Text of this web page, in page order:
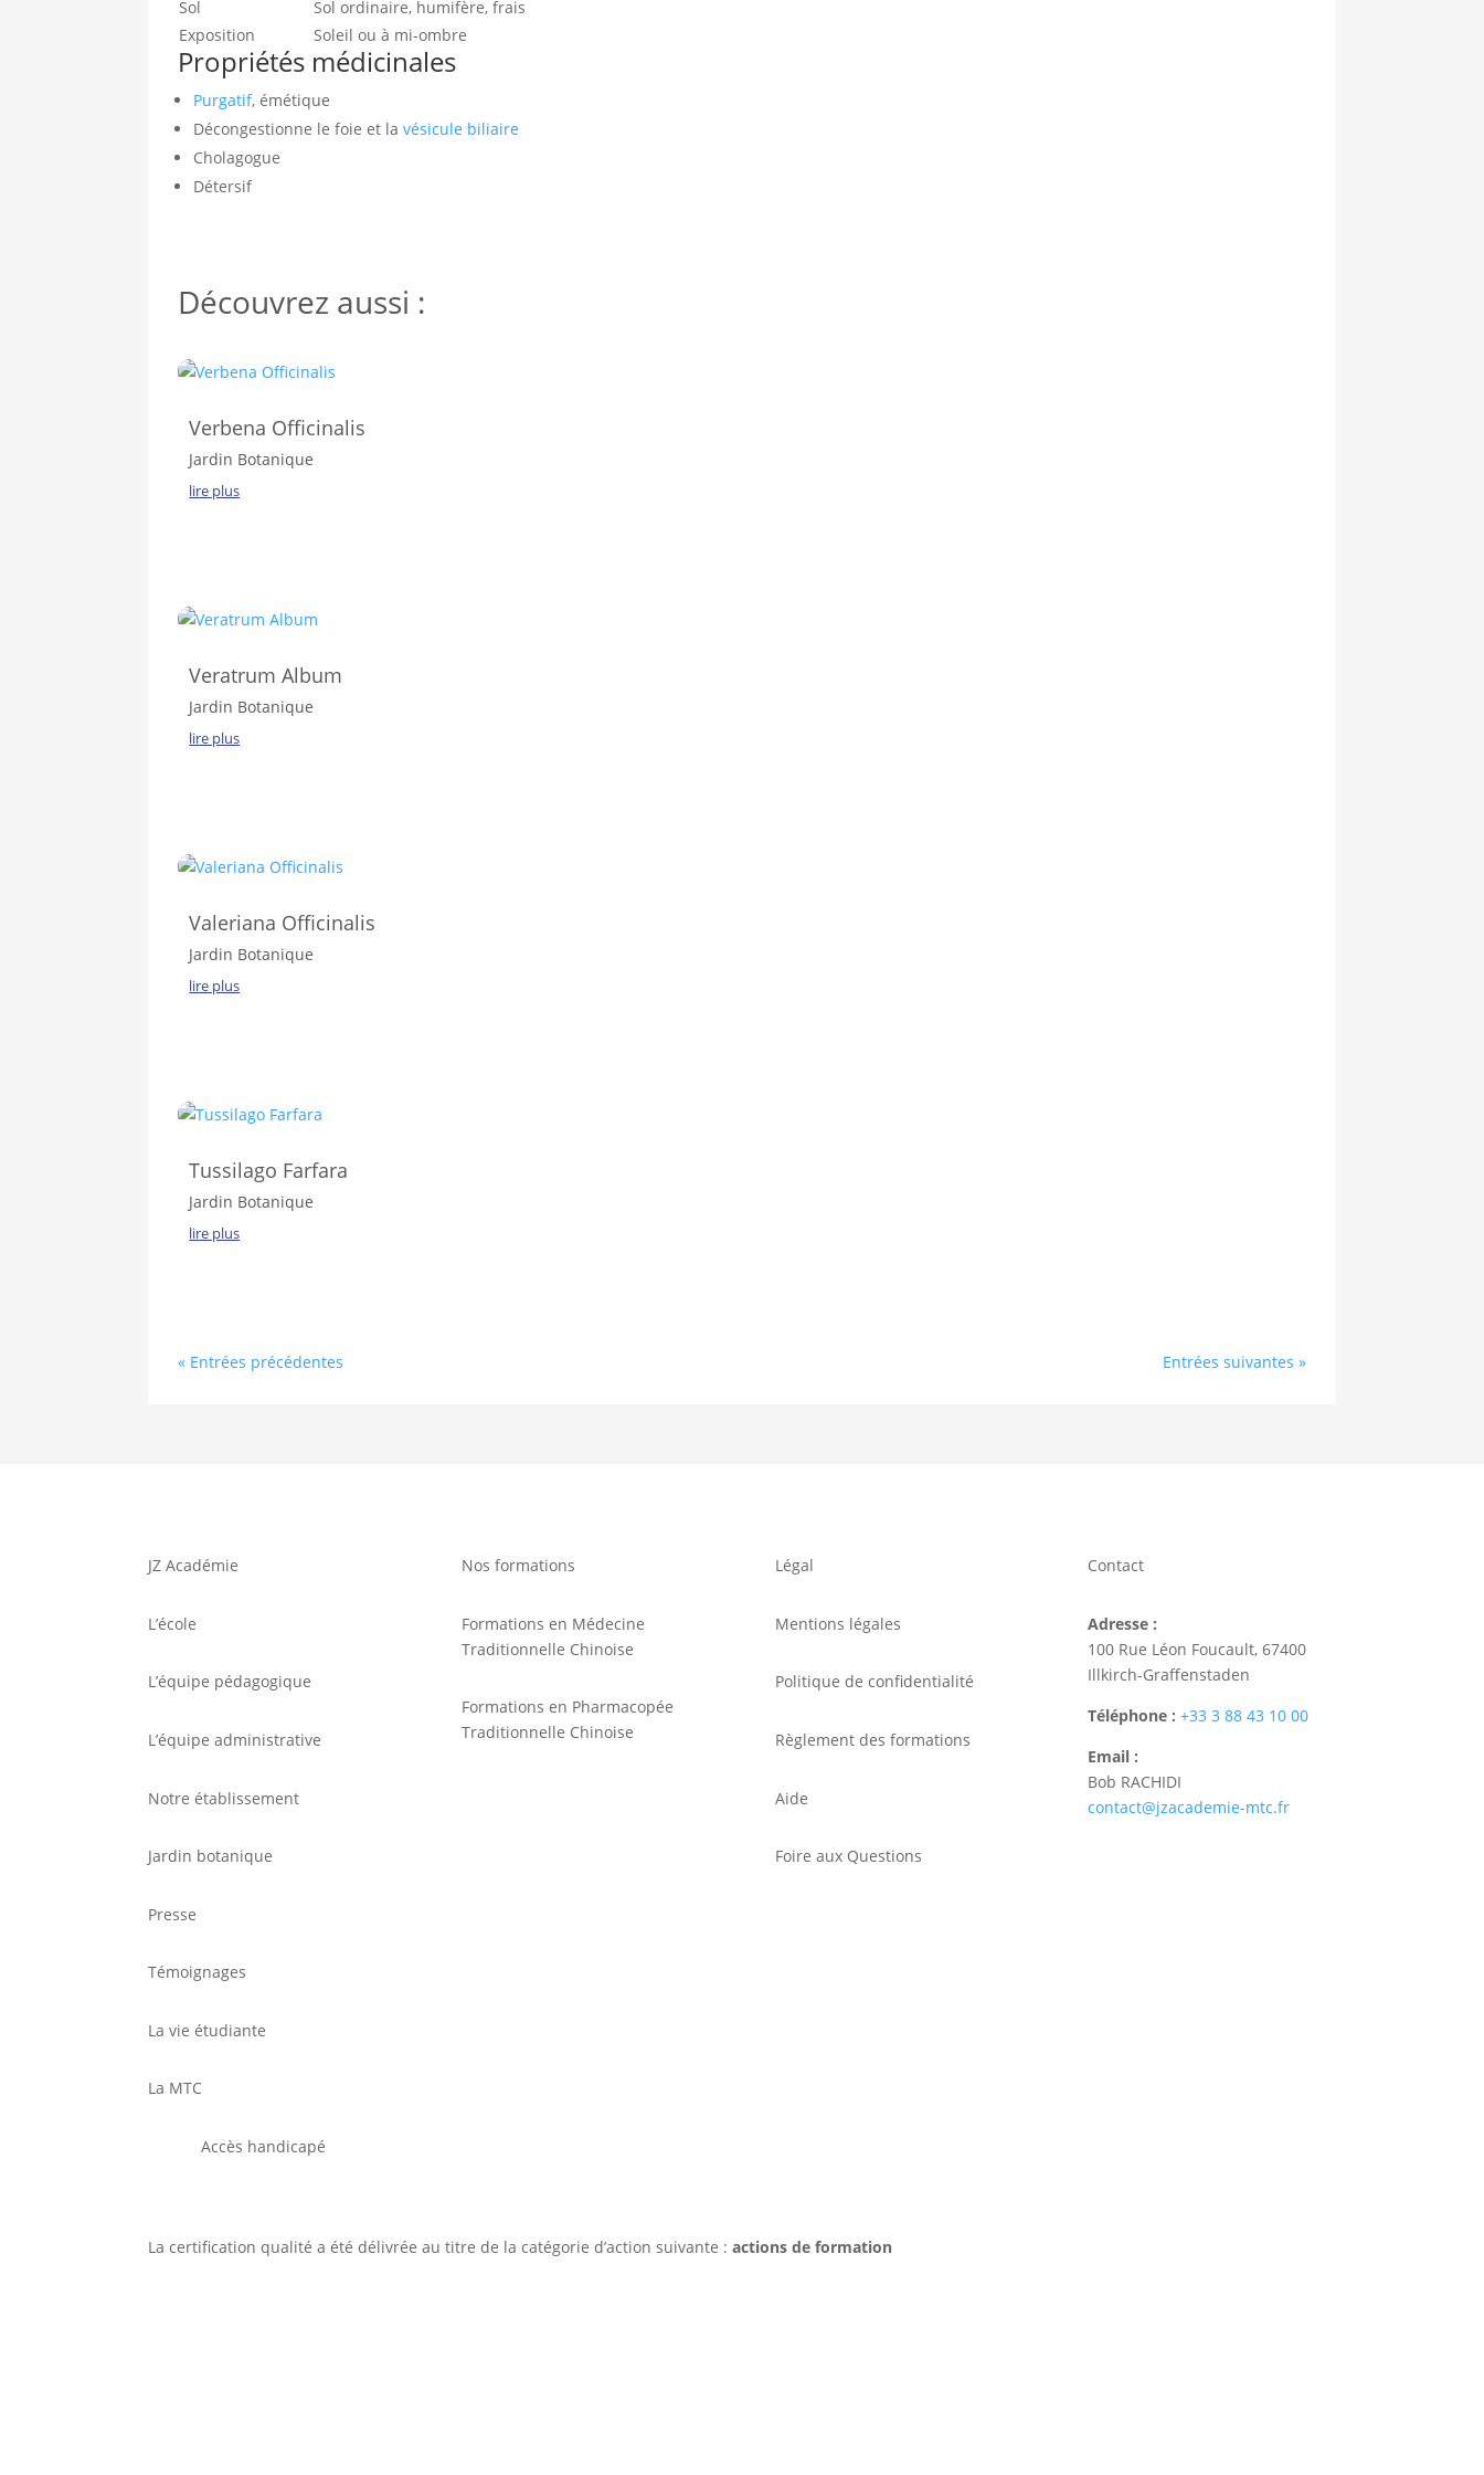
Sol
Sol ordinaire, humifère, frais
Exposition
Soleil ou à mi-ombre
Propriétés médicinales
Purgatif, émétique
Décongestionne le foie et lavésicule biliaire
Cholagogue
Détersif
Découvrez aussi :
Verbena Officinalis
Jardin Botanique
lire plus
Veratrum Album
Jardin Botanique
lire plus
Valeriana Officinalis
Jardin Botanique
lire plus
Tussilago Farfara
Jardin Botanique
lire plus
« Entrées précédentes Entrées suivantes »
JZ Académie
L’école
L’équipe pédagogique
L’équipe administrative
Notre établissement
Jardin botanique
Presse
Témoignages
La vie étudiante
La MTC
Accès handicapé
Nos formations
Formations en Médecine
Traditionnelle Chinoise
Formations en Pharmacopée
Traditionnelle Chinoise
Légal
Mentions légales
Politique de confidentialité
Règlement des formations
Aide
Foire aux Questions
Contact
Adresse :
100 Rue Léon Foucault, 67400
Illkirch-Graffenstaden
Téléphone : +33 3 88 43 10 00
Email :
Bob RACHIDI
contact@jzacademie-mtc.fr
La certification qualité a été délivrée au titre de la catégorie d’action suivante :actions de formation